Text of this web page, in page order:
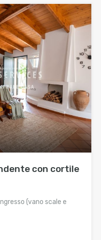
con cortile
(vano scale e